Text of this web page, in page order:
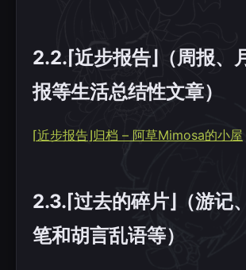
2.2.⌈近步报告⌋（周报、
报等生活总结性文章）
⌈近步报告⌋归档 – 阿草Mimosa的小屋
2.3.⌈过去的碎片⌋（游记
笔和胡言乱语等）